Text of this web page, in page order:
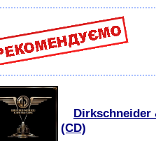
Dirkschneider
(CD)